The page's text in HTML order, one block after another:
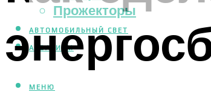
Прожекторы
АВТОМОБИЛЬНЫЙ СВЕТ
АКВАРИУМ
МЕНЮ